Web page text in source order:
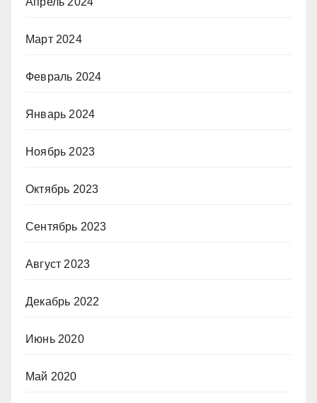
Март 2024
Февраль 2024
Январь 2024
Ноябрь 2023
Октябрь 2023
Сентябрь 2023
Август 2023
Декабрь 2022
Июнь 2020
Май 2020